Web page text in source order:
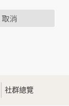
意，本網站不
容進行統計與
供內部研究
取消
社群總覽